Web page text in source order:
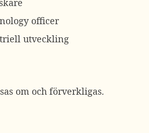
officer
utveckling
om och förverkligas.